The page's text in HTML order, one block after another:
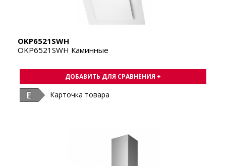
OKP6521SWH
OKP6521SWH Каминные
ДОБАВИТЬ ДЛЯ СРАВНЕНИЯ +
Карточка товара